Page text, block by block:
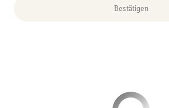
Bestätigen